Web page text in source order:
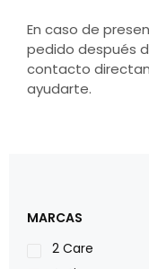
En caso de
pedido después
contacto
ayudarte.
MARCAS
2 Care